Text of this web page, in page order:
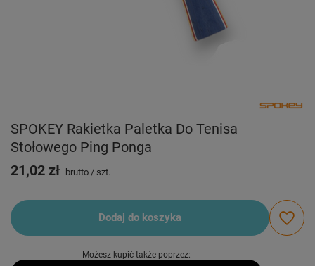
SPOKEY Rakietka Paletka Do Tenisa
Stołowego Ping Ponga
21,02 zł
brutto / szt.
Dodaj do koszyka
Możesz kupić także poprzez: